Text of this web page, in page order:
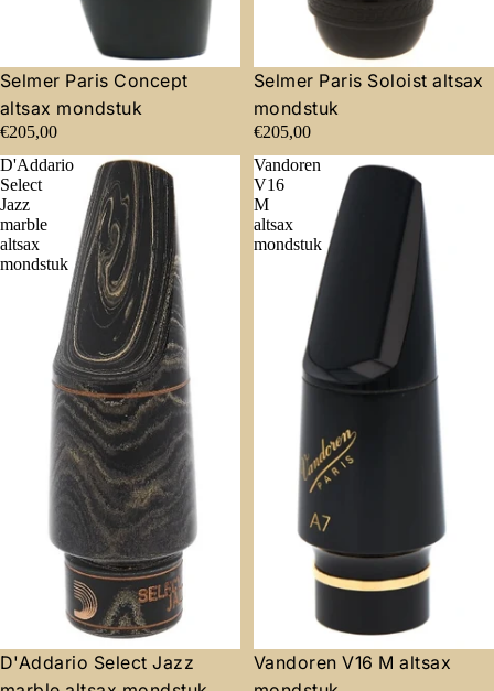
Selmer Paris Concept
altsax mondstuk
€205,00
Selmer Paris Soloist altsax
mondstuk
€205,00
D'Addario
Select
Jazz
marble
altsax
mondstuk
Aanbieding
D'Addario Select Jazz
Vandoren
V16
M
altsax
mondstuk
Vandoren V16 M altsax